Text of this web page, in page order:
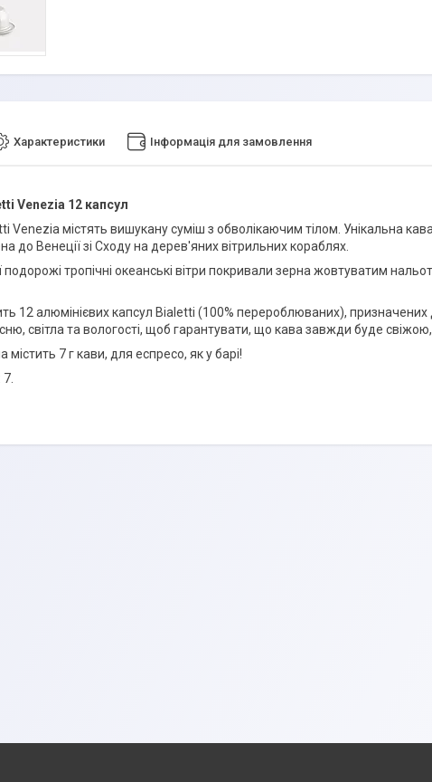
Характеристики Інформація для замовлення
Venezia 12 капсул
Venezia містять вишукану суміш з обволікаючим тілом. Унікальна
до Венеції зі Сходу на дерев'яних вітрильних кораблях.
подорожі тропічні океанські вітри покривали зерна жовтуватим
12 алюмінієвих капсул Bialetti (100% перероблюваних),
світла та вологості, щоб гарантувати, що кава завжди буде
містить 7 г кави, для еспресо, як у барі!